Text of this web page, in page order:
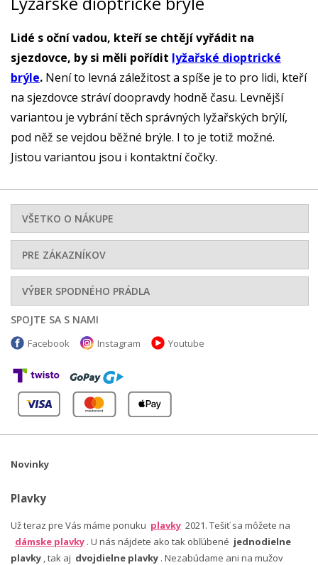
Lidé s oční vadou, kteří se chtějí vyřádit na
sjezdovce, by si měli pořídit lyžařské dioptrické
brýle. Není to levná záležitost a spíše je to pro lidi, kteří
na sjezdovce stráví doopravdy hodně času. Levnější
variantou je vybrání těch správných lyžařských brýlí,
pod něž se vejdou běžné brýle. I to je totiž možné.
Jistou variantou jsou i kontaktní čočky.
VŠETKO O NÁKUPE
PRE ZÁKAZNÍKOV
VÝBER SPODNÉHO PRÁDLA
SPOJTE SA S NAMI
Facebook Instagram Youtube
Novinky
Plavky
Už teraz pre Vás máme ponuku plavky 2021. Tešiť sa môžete na
dámske plavky . U nás nájdete ako tak obľúbené jednodielne
plavky , tak aj dvojdielne plavky . Nezabúdame ani na mužov